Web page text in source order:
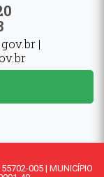
|
005 | MUNICÍPIO